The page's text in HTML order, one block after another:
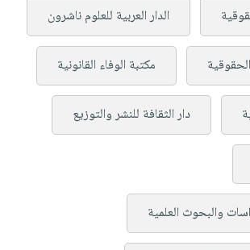
الدار العربية للعلوم ناشرون
مكتبة الوفاء القانونية
دار الثقافة للنشر والتوزيع
والبحوث العلمية